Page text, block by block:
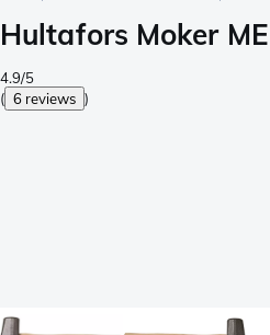
Hultafors Moker
4.9/5
( 6 reviews )